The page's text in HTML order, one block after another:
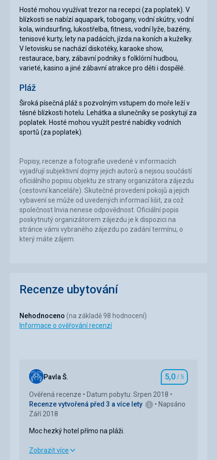
Hosté mohou využívat trezor na recepci (za poplatek). V
blízkosti se nabízí aquapark, tobogany, vodní skútry, vodní
kola, windsurfing, lukostřelba, fitness, vodní lyže, bazény,
tenisové kurty, lety na padácích, jízda na koních a kuželky.
V letovisku se nachází diskotéky, karaoke show,
restaurace, bary, zábavní podniky s folklórní hudbou,
varieté, kasino a jiné zábavní atrakce pro děti i dospělé.
Pláž
Široká písečná pláž s pozvolným vstupem do moře leží v
těsné blízkosti hotelu. Lehátka a slunečníky se poskytují za
poplatek. Hosté mohou využít pestré nabídky vodních
sportů (za poplatek).
Popisy, recenze a fotografie uvedené v informacích
vyjadřují subjektivní dojmy jejich autorů a nejsou součástí
oficiálního popisu objektu ze strany organizátora zájezdu
(cestovní kanceláře). Skutečné provedení pokojů a jejich
vybavení se může od uvedených informací lišit, za což
společnost Invia nenese odpovědnost. Oficiální popis
poskytnutý organizátorem zájezdu je k dispozici na
stránce vámi vybraného zájezdu po zadání termínu, o
který máte zájem.
Recenze ubytování
Nehodnoceno (na základě 98 hodnocení)
Informace o ověřování recenzí
Pavla Š. Hodnocení
5,0 / 5
Ověřená recenze
Datum pobytu: Srpen 2018
Recenze vytvořená před 3 a více lety
Napsáno
Září 2018
Moc hezký hotel přímo na pláži.
Moc hezký hotel přímo na pláži.
Zobrazit více